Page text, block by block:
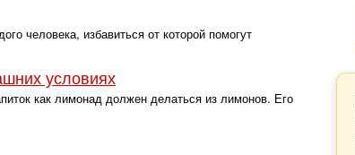
человека, избавиться от которой помогут
условиях
как лимонад должен делаться из лимонов. Его